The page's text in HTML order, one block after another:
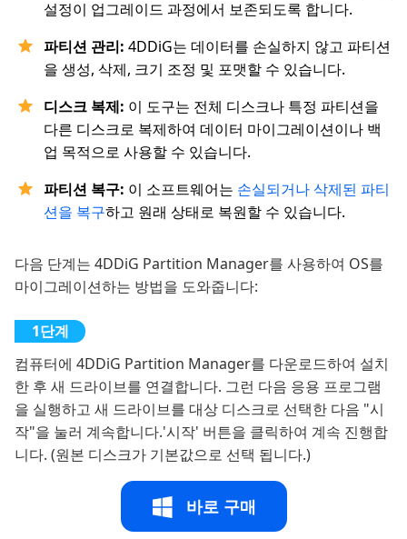
설정이 업그레이드 과정에서 보존되도록 합니다.
파티션 관리: 4DDiG는 데이터를 손실하지 않고 파티션
을 생성, 삭제, 크기 조정 및 포맷할 수 있습니다.
디스크 복제: 이 도구는 전체 디스크나 특정 파티션을
다른 디스크로 복제하여 데이터 마이그레이션이나 백
업 목적으로 사용할 수 있습니다.
파티션 복구: 이 소프트웨어는 손실되거나 삭제된 파티
션을 복구하고 원래 상태로 복원할 수 있습니다.
다음 단계는 4DDiG Partition Manager를 사용하여 OS를
마이그레이션하는 방법을 도와줍니다:
컴퓨터에 4DDiG Partition Manager를 다운로드하여 설치
한 후 새 드라이브를 연결합니다. 그런 다음 응용 프로그램
을 실행하고 새 드라이브를 대상 디스크로 선택한 다음 "시
작"을 눌러 계속합니다.'시작' 버튼을 클릭하여 계속 진행합
니다. (원본 디스크가 기본값으로 선택 됩니다.)
바로 구매